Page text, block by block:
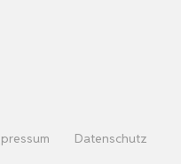
Datenschutz